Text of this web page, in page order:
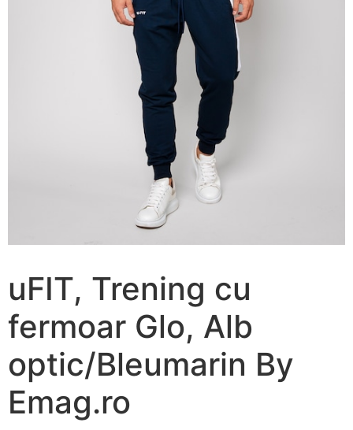
uFIT, Trening cu
fermoar Glo, Alb
optic/Bleumarin By
Emag.ro